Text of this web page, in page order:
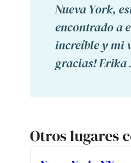
Nueva York,
encontrado a
increíble y mi
gracias! Erika
Otros lugares